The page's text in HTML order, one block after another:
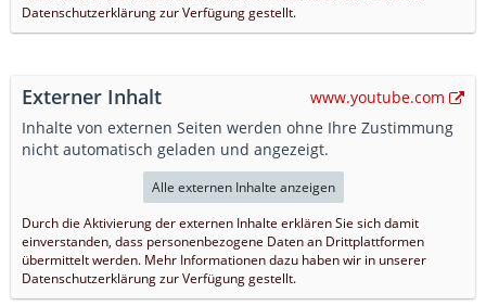
Datenschutzerklärung zur Verfügung gestellt.
Externer Inhalt
www.youtube.com
Inhalte von externen Seiten werden ohne Ihre Zustimmung
nicht automatisch geladen und angezeigt.
Alle externen Inhalte anzeigen
Durch die Aktivierung der externen Inhalte erklären Sie sich damit
einverstanden, dass personenbezogene Daten an Drittplattformen
übermittelt werden. Mehr Informationen dazu haben wir in unserer
Datenschutzerklärung zur Verfügung gestellt.